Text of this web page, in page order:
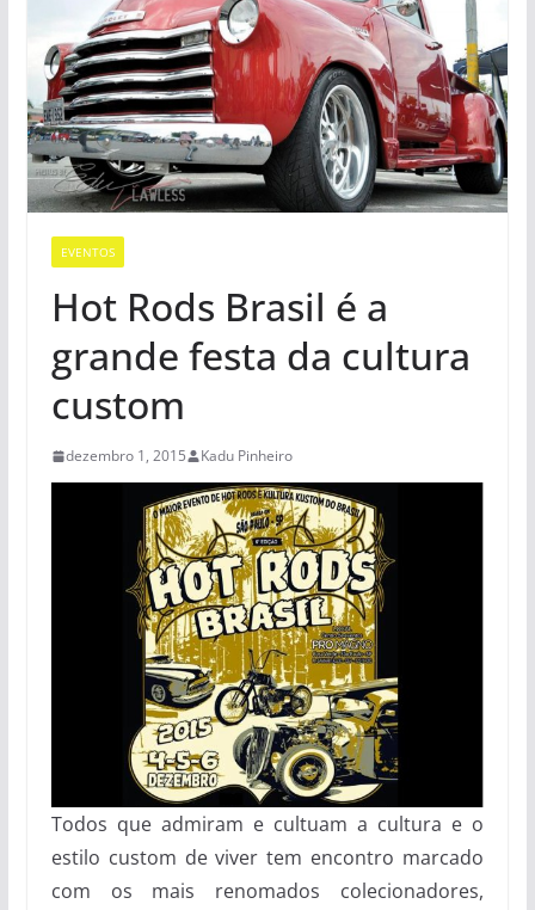
EVENTOS
Hot Rods Brasil é a
grande festa da cultura
custom
dezembro 1, 2015 Kadu Pinheiro
Todos que admiram e cultuam a cultura e o
estilo custom de viver tem encontro marcado
com os mais renomados colecionadores,